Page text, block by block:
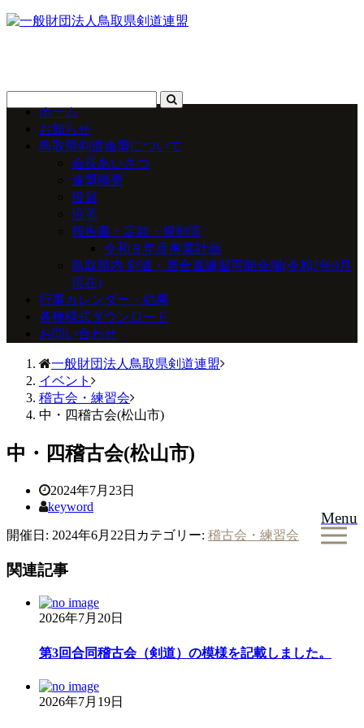
Menu
ホーム
お知らせ
鳥取県剣道連盟について
会長あいさつ
連盟概要
役員
沿革
報告書・定款・規則等
令和８年度事業計画
鳥取県内 剣道・居合道練習可能会場(令和7年9月
現在)
行事カレンダー・結果
各種様式ダウンロード
お問い合わせ
一般財団法人鳥取県剣道連盟
イベント
稽古会・練習会
中・四稽古会(松山市)
中・四稽古会(松山市)
2024年7月23日
keyword
開催日: 2024年6月22日 カテゴリー: 稽古会・練習会
関連記事
2026年7月20日
第3回合同稽古会（剣道）の模様を記載しました。
2026年7月19日